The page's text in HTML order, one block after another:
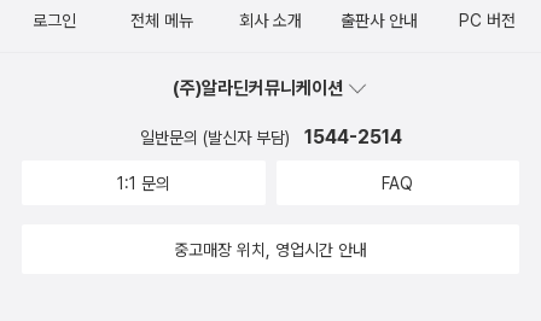
로그인 전체 메뉴 회사 소개 출판사 안내 PC 버전
(주)알라딘커뮤니케이션
일반문의 (발신자 부담) 1544-2514
1:1 문의 FAQ
중고매장 위치, 영업시간 안내